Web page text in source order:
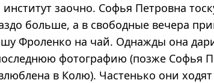
заочно. Софья Петровна
больше, а в свободные вечера
Фроленко на чай. Однажды она
фотографию (позже Софья
в Колю). Частенько они